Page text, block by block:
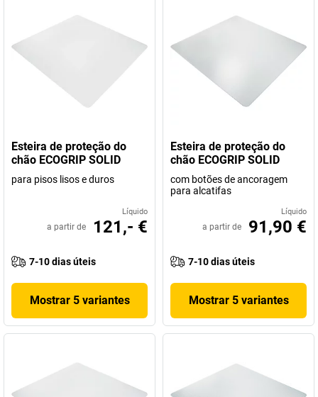
Esteira de proteção do
chão ECOGRIP SOLID
para pisos lisos e duros
Líquido
a partir de 121,- €
7-10 dias úteis
Mostrar 5 variantes
Esteira de proteção do
chão ECOGRIP SOLID
com botões de ancoragem
para alcatifas
Líquido
a partir de 91,90 €
7-10 dias úteis
Mostrar 5 variantes